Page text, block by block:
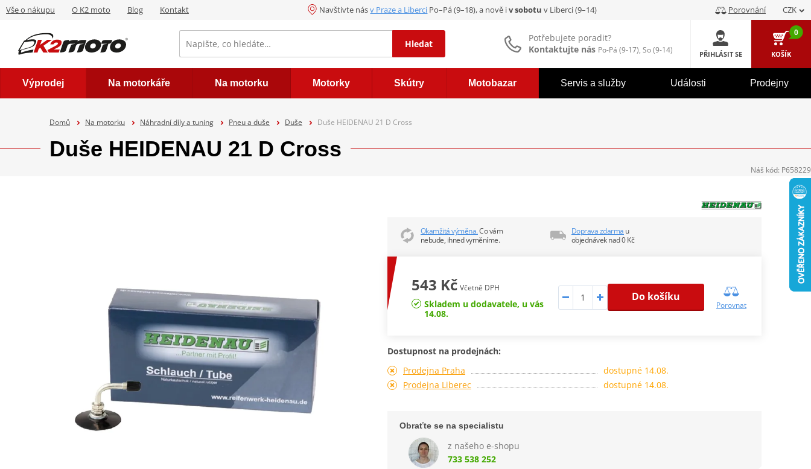
Vše o nákupu O K2 moto Blog Kontakt Navštivte násv Praze a Liberci Po–Pá (9–18), a nově iv sobotu v Liberci (9–14) Porovnání CZK
Hledat
Potřebujete poradit?
Kontaktujte nás Po-Pá (9-17), So (9-14) PŘIHLÁSIT SE
0
KOŠÍK
Výprodej Na motorkáře Na motorku Motorky Skútry Motobazar Servis a služby Události Prodejny
Domů Na motorku Náhradní díly a tuning Pneu a duše Duše Duše HEIDENAU 21 D Cross
Duše HEIDENAU 21 D Cross
Okamžitá výměna.Co vám
nebude, ihned vyměníme.
Doprava zdarma u
objednávek nad 0 Kč
543 Kč Včetně DPH
Skladem u dodavatele, u vás
14.08.
Do košíku
Porovnat
Dostupnost na prodejnách:
Prodejna Praha
dostupné 14.08.
Prodejna Liberec
dostupné 14.08.
Obraťte se na specialistu
z našeho e-shopu
733 538 252
Náš kód: P658229